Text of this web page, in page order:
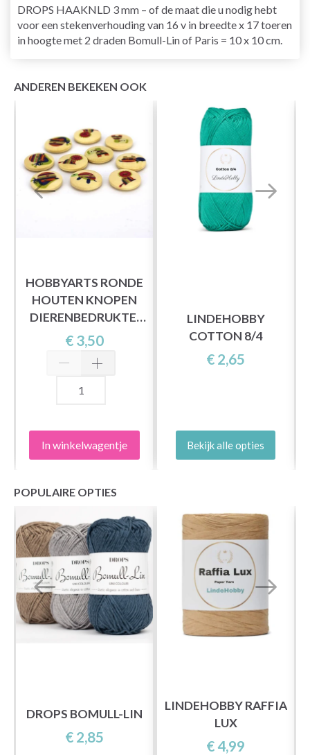
DROPS HAAKNLD 3 mm – of de maat die u nodig hebt
voor een stekenverhouding van 16 v in breedte x 17 toeren
in hoogte met 2 draden Bomull-Lin of Paris = 10 x 10 cm.
ANDEREN BEKEKEN OOK
HOBBYARTS RONDE
HOUTEN KNOPEN
DIERENBEDRUKTE,
18MM, 10 STUKS
€ 3,50
In winkelwagentje
LINDEHOBBY
COTTON 8/4
€ 2,65
Bekijk alle opties
POPULAIRE OPTIES
DROPS BOMULL-LIN
€ 2,85
LINDEHOBBY RAFFIA
LUX
€ 4,99